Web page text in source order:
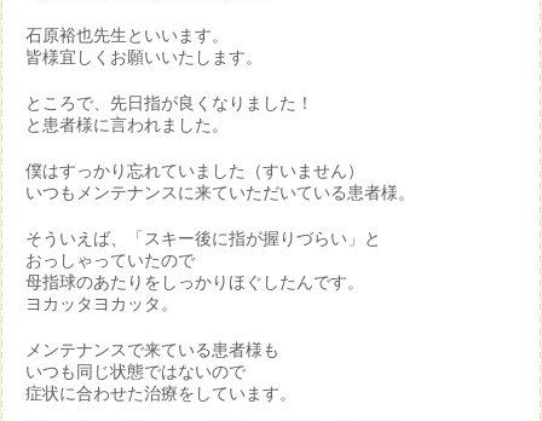
石原裕也先生といいます。
皆様宜しくお願いいたします。
ところで、先日指が良くなりました！
と患者様に言われました。
僕はすっかり忘れていました（すいません）
いつもメンテナンスに来ていただいている患者様。
そういえば、「スキー後に指が握りづらい」と
おっしゃっていたので
母指球のあたりをしっかりほぐしたんです。
ヨカッタヨカッタ。
メンテナンスで来ている患者様も
いつも同じ状態ではないので
症状に合わせた治療をしています。